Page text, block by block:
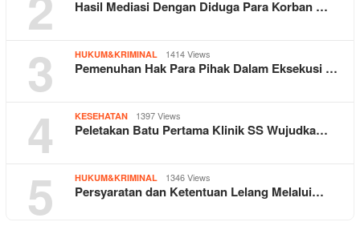
Hasil Mediasi Dengan Diduga Para Korban …
3 HUKUM&KRIMINAL 1414 Views
Pemenuhan Hak Para Pihak Dalam Eksekusi …
4 KESEHATAN 1397 Views
Peletakan Batu Pertama Klinik SS Wujudka…
5 HUKUM&KRIMINAL 1346 Views
Persyaratan dan Ketentuan Lelang Melalui…